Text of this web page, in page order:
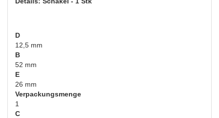
D
12,5 mm
B
52 mm
E
26 mm
Verpackungsmenge
1
C